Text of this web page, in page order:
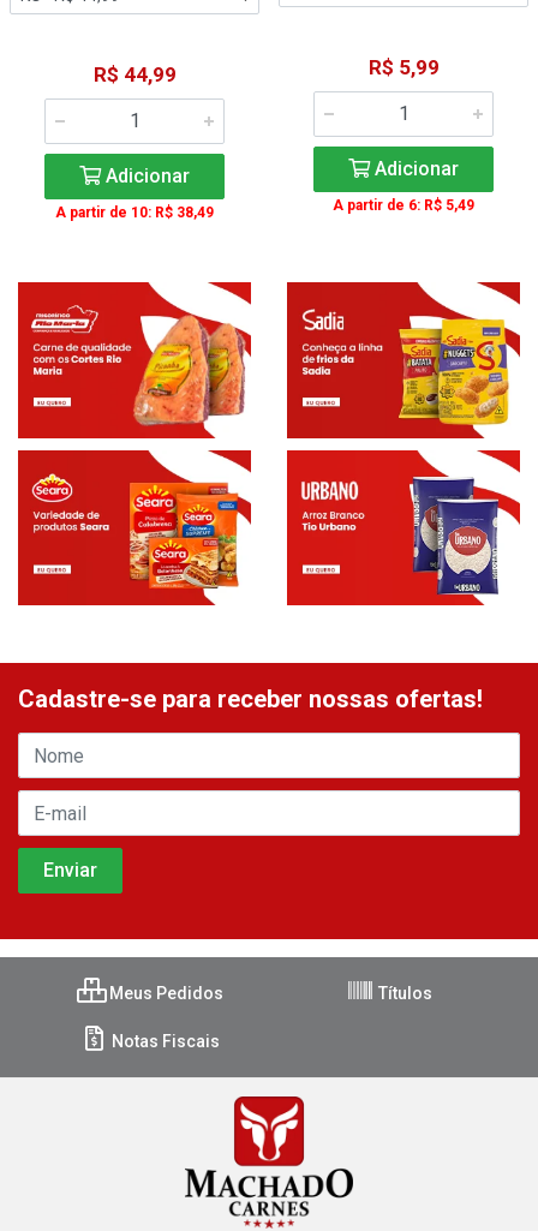
R$ 44,99
Adicionar
A partir de 10: R$ 38,49
R$ 5,99
Adicionar
A partir de 6: R$ 5,49
Cadastre-se para receber nossas ofertas!
Meus Pedidos Títulos
Notas Fiscais